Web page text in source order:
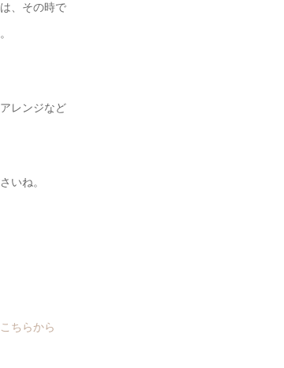
、その時で
レンジなど
いね。
こちらから